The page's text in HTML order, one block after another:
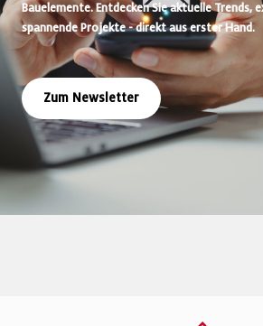
Bauelemente. Entdecken Sie aktuelle Trends,
spannende Projekte - direkt aus erster Hand.
Zum Newsletter